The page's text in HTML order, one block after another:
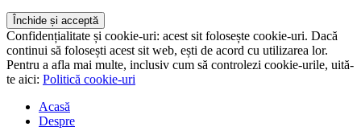
Confidențialitate și cookie-uri: acest sit folosește cookie-uri. Dacă
continui să folosești acest sit web, ești de acord cu utilizarea lor.
Pentru a afla mai multe, inclusiv cum să controlezi cookie-urile, uită-
te aici: Politică cookie-uri
Acasă
Despre